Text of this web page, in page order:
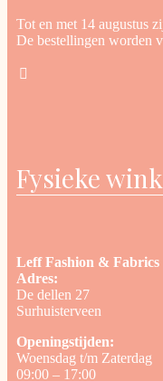
Tot en met 14 augustus
De bestellingen worden
Fysieke
Leff Fashion & Fabrics
Adres:
De dellen 27
Surhuisterveen
Openingstijden:
Woensdag t/m Zaterdag
09:00 – 17:00